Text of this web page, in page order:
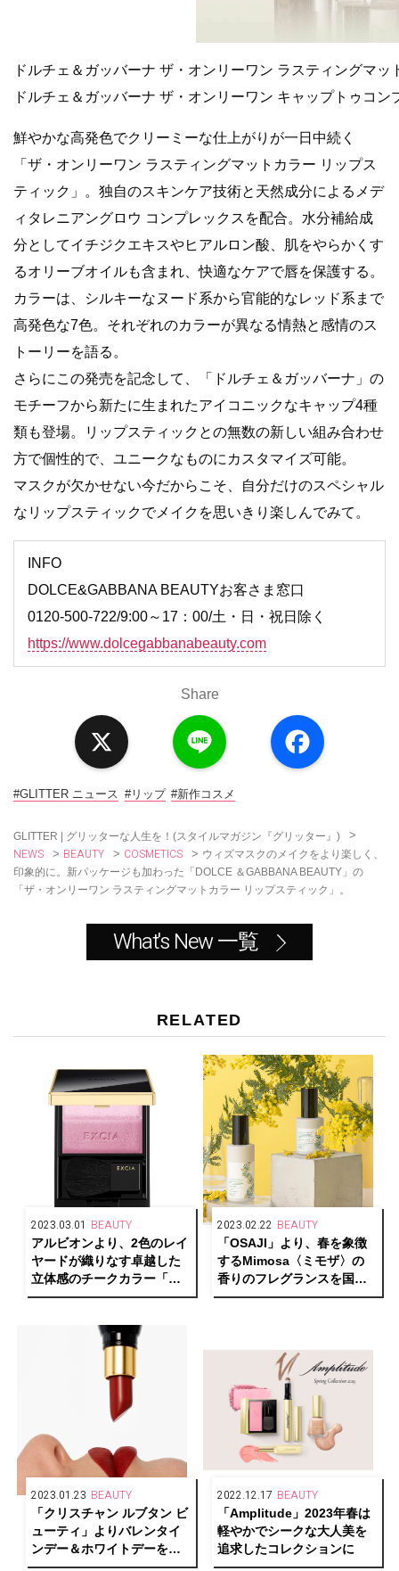
ドルチェ＆ガッバーナ ザ・オンリーワン ラスティングマ
ドルチェ＆ガッバーナ ザ・オンリーワン キャップトゥコ
鮮やかな高発色でクリーミーな仕上がりが一日中続く
「ザ・オンリーワン ラスティングマットカラー リップス
ティック」。独自のスキンケア技術と天然成分によるメデ
ィタレニアングロウ コンプレックスを配合。水分補給成
分としてイチジクエキスやヒアルロン酸、肌をやらかくす
るオリーブオイルも含まれ、快適なケアで唇を保護する。
カラーは、シルキーなヌード系から官能的なレッド系まで
高発色な7色。それぞれのカラーが異なる情熱と感情のス
トーリーを語る。
さらにこの発売を記念して、「ドルチェ＆ガッバーナ」の
モチーフから新たに生まれたアイコニックなキャップ4種
類も登場。リップスティックとの無数の新しい組み合わせ
方で個性的で、ユニークなものにカスタマイズ可能。
マスクが欠かせない今だからこそ、自分だけのスペシャル
なリップスティックでメイクを思いきり楽しんでみて。
INFO
DOLCE&GABBANA BEAUTYお客さま窓口
0120-500-722/9:00～17：00/土・日・祝日除く
https://www.dolcegabbanabeauty.com
Share
a
c
#GLITTER ニュース #リップ #新作コスメ
GLITTER | グリッターな人生を！(スタイルマガジン『グリッター』) >
NEWS > BEAUTY > COSMETICS > ウィズマスクのメイクをより楽しく、
印象的に。新パッケージも加わった「DOLCE ＆GABBANA BEAUTY」の
「ザ・オンリーワン ラスティングマットカラー リップスティック」。
What's New 一覧
RELATED
2023.03.01 BEAUTY
アルビオンより、2色のレイ
ヤードが織りなす卓越した
立体感のチークカラー「エ
クシア ブラッシュ デュオ」
2023.02.22 BEAUTY
「OSAJI」より、春を象徴
するMimosa〈ミモザ〉の
香りのフレグランスを国際
女性デーに発売
2023.01.23 BEAUTY
「クリスチャン ルブタン ビ
ューティ」よりバレンタイ
ンデー＆ホワイトデーを彩
る、おすすめのリップ&フレ
2022.12.17 BEAUTY
「Amplitude」2023年春は
軽やかでシークな大人美を
追求したコレクションに